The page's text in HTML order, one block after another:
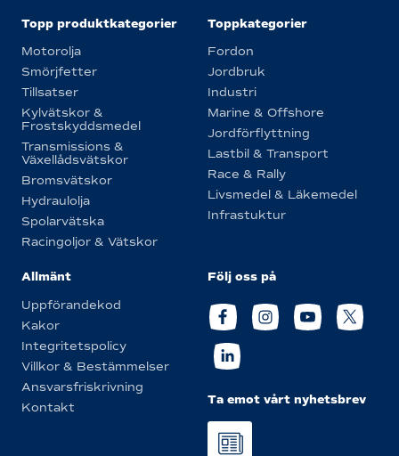
Topp produktkategorier
Motorolja
Smörjfetter
Tillsatser
Kylvätskor &
Frostskyddsmedel
Transmissions &
Växellådsvätskor
Bromsvätskor
Hydraulolja
Spolarvätska
Racingoljor & Vätskor
Toppkategorier
Fordon
Jordbruk
Industri
Marine & Offshore
Jordförflyttning
Lastbil & Transport
Race & Rally
Livsmedel & Läkemedel
Infrastuktur
Allmänt
Uppförandekod
Kakor
Integritetspolicy
Villkor & Bestämmelser
Ansvarsfriskrivning
Kontakt
Följ oss på
Ta emot vårt nyhetsbrev